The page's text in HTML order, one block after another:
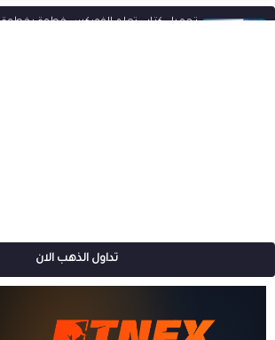
تحميل كتاب تعلم الفوركس خطوة بخطوة
تداول الذهب الان